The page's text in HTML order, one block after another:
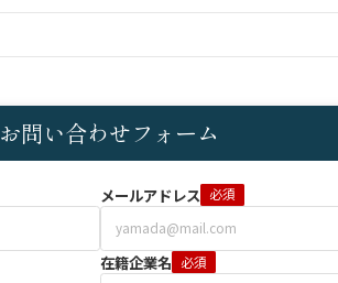
お問い合わせフォーム
メールアドレス 必須
在籍企業名 必須